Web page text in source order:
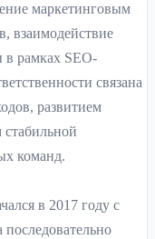
маркетинговым
взаимодействие
в рамках SEO-
связана
развитием
команд.
в 2017 году с